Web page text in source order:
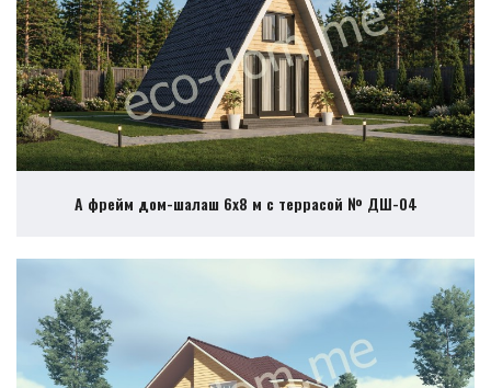
А фрейм дом-шалаш 6х8 м с террасой № ДШ-04